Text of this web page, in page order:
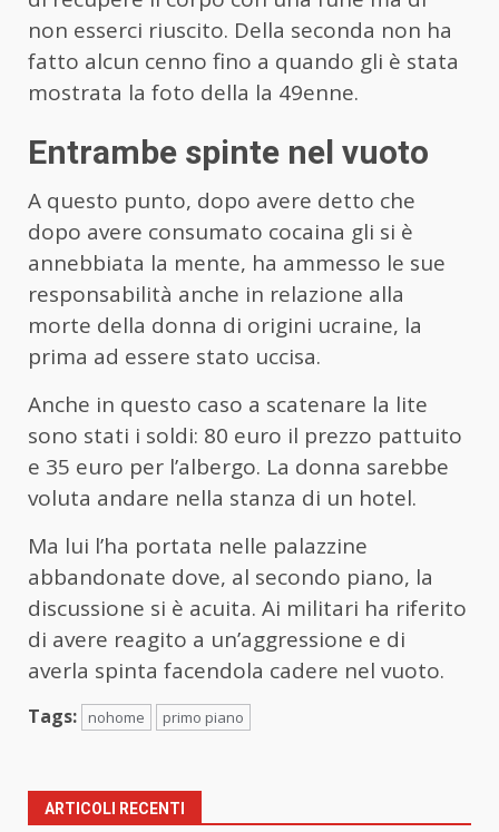
non esserci riuscito. Della seconda non ha
fatto alcun cenno fino a quando gli è stata
mostrata la foto della la 49enne.
Entrambe spinte nel vuoto
A questo punto, dopo avere detto che
dopo avere consumato cocaina gli si è
annebbiata la mente, ha ammesso le sue
responsabilità anche in relazione alla
morte della donna di origini ucraine, la
prima ad essere stato uccisa.
Anche in questo caso a scatenare la lite
sono stati i soldi: 80 euro il prezzo pattuito
e 35 euro per l’albergo. La donna sarebbe
voluta andare nella stanza di un hotel.
Ma lui l’ha portata nelle palazzine
abbandonate dove, al secondo piano, la
discussione si è acuita. Ai militari ha riferito
di avere reagito a un’aggressione e di
averla spinta facendola cadere nel vuoto.
Tags: nohome primo piano
ARTICOLI RECENTI